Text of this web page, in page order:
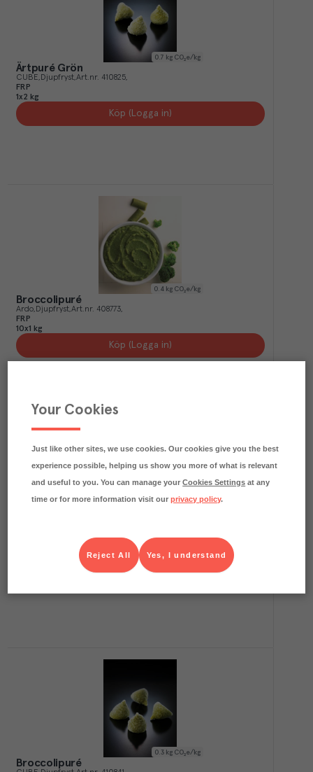
0.7 kg CO₂e/kg
Ärtpuré Grön
CUBE Djupfryst Art.nr. 410825
FRP
1x2 kg
Köp (Logga in)
0.4 kg CO₂e/kg
Broccolipuré
Ardo Djupfryst Art.nr. 408773
FRP
10x1 kg
Köp (Logga in)
Art.nr.
410836
0.3 kg CO₂e/kg
Broccolipuré
Your Cookies
Just like other sites, we use cookies. Our cookies give you the best
experience possible, helping us show you more of what is relevant
and useful to you. You can manage yourCookies Settings at any
time or for more information visit ourprivacy policy.
Yes, I understand
Reject All